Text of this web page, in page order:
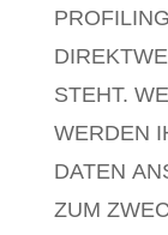
STEHT.
WERDEN
DATEN
ZUM